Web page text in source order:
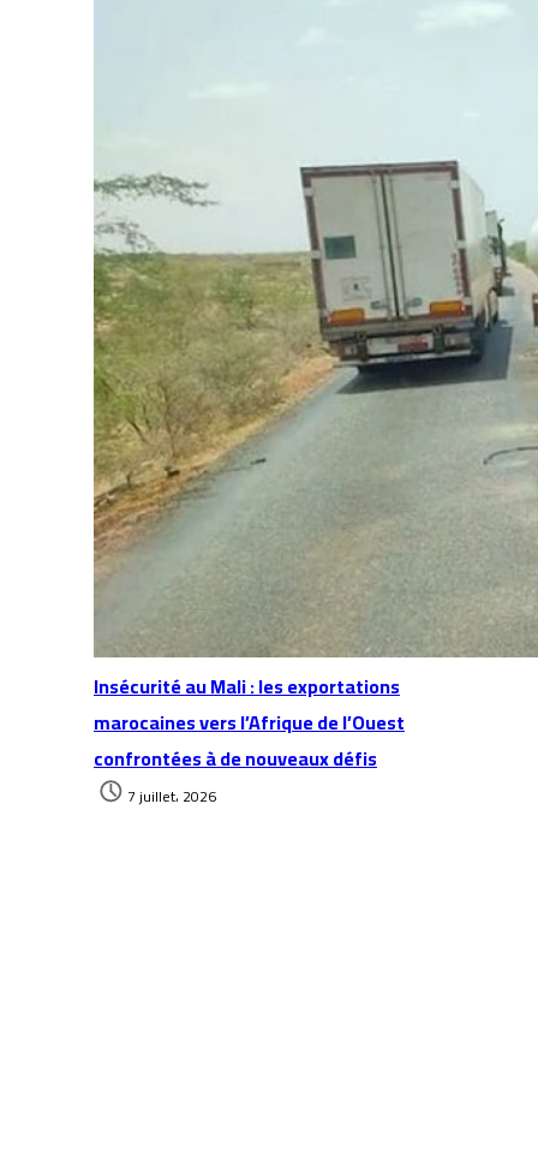
Insécurité au Mali : les exportations
marocaines vers l’Afrique de l’Ouest
confrontées à de nouveaux défis
7 juillet، 2026